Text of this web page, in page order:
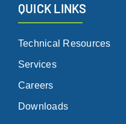
QUICK LINKS
Technical Resources
Services
Careers
Downloads